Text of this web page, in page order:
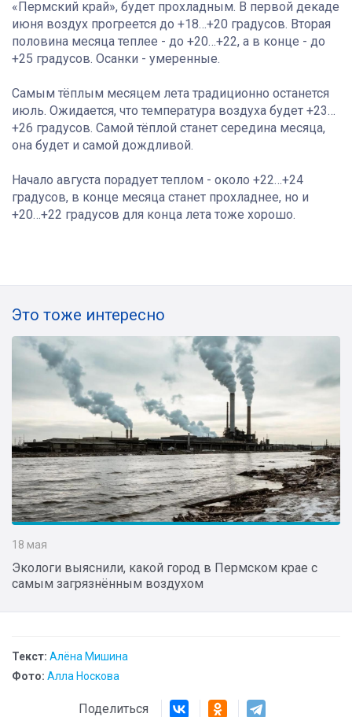
«Пермский край», будет прохладным. В первой декаде
июня воздух прогреется до +18…+20 градусов. Вторая
половина месяца теплее - до +20…+22, а в конце - до
+25 градусов. Осанки - умеренные.
Самым тёплым месяцем лета традиционно останется
июль. Ожидается, что температура воздуха будет +23…
+26 градусов. Самой тёплой станет середина месяца,
она будет и самой дождливой.
Начало августа порадует теплом - около +22…+24
градусов, в конце месяца станет прохладнее, но и
+20…+22 градусов для конца лета тоже хорошо.
Это тоже интересно
18 мая
Экологи выяснили, какой город в Пермском крае с
самым загрязнённым воздухом
Текст: Алёна Мишина
Фото: Алла Носкова
Поделиться